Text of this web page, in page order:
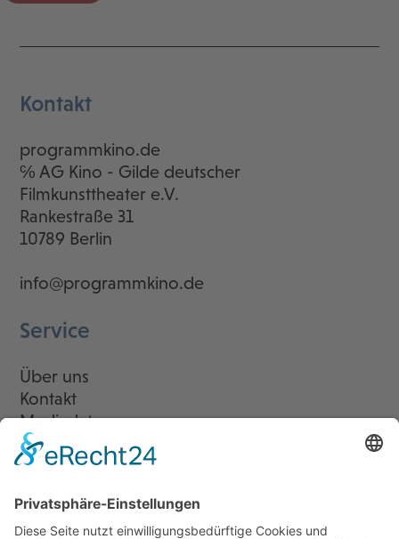
Kontakt
programmkino.de
℅ AG Kino - Gilde deutscher
Filmkunsttheater e.V.
Rankestraße 31
10789 Berlin
info@programmkino.de
Service
Über uns
Kontakt
Mediadaten
Newsletter
LogIn
Legal